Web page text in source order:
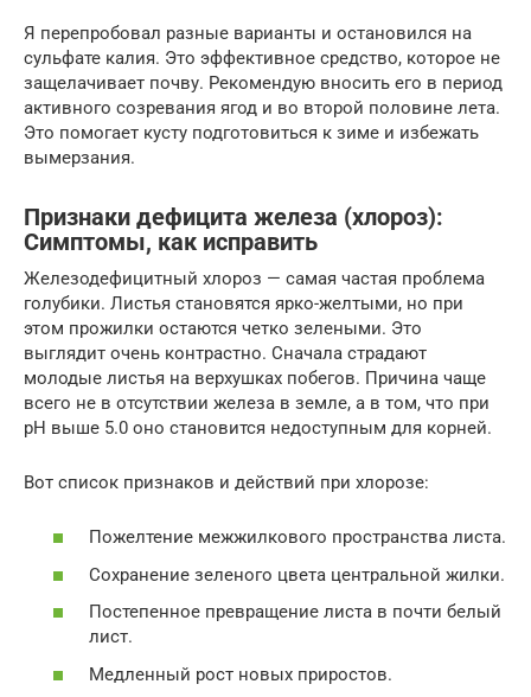
Я перепробовал разные варианты и остановился на
сульфате калия. Это эффективное средство, которое не
защелачивает почву. Рекомендую вносить его в период
активного созревания ягод и во второй половине лета.
Это помогает кусту подготовиться к зиме и избежать
вымерзания.
Признаки дефицита железа (хлороз):
Симптомы, как исправить
Железодефицитный хлороз — самая частая проблема
голубики. Листья становятся ярко-желтыми, но при
этом прожилки остаются четко зелеными. Это
выглядит очень контрастно. Сначала страдают
молодые листья на верхушках побегов. Причина чаще
всего не в отсутствии железа в земле, а в том, что при
pH выше 5.0 оно становится недоступным для корней.
Вот список признаков и действий при хлорозе:
Пожелтение межжилкового пространства листа.
Сохранение зеленого цвета центральной жилки.
Постепенное превращение листа в почти белый
лист.
Медленный рост новых приростов.